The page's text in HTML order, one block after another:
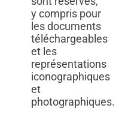
y compris pour
les documents
téléchargeables
et les
représentations
iconographiques
et
photographiques.